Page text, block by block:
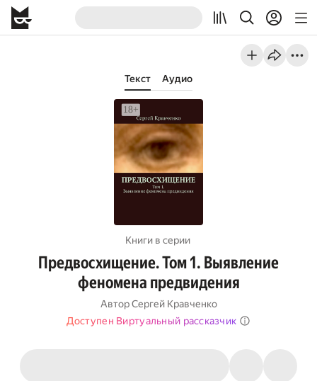
Текст Аудио
Книги в серии
Предвосхищение. Том 1. Выявление
феномена предвидения
Автор Сергей Кравченко
Доступен Виртуальный рассказчик